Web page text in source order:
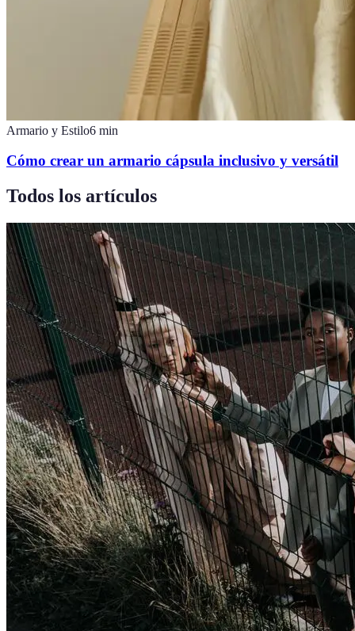
Armario y Estilo6 min
Cómo crear un armario cápsula inclusivo y versátil
Todos los artículos